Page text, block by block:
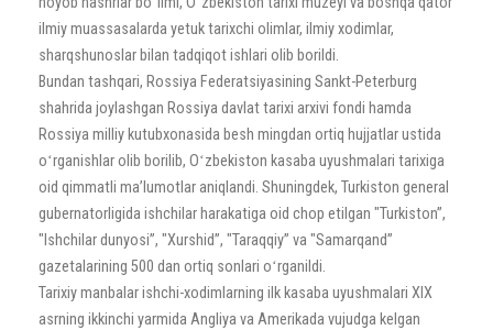
ilmiy muassasalarda yetuk tarixchi olimlar, ilmiy xodimlar,
sharqshunoslar bilan tadqiqot ishlari olib borildi.
Bundan tashqari, Rossiya Federatsiyasining Sankt-Peterburg
shahrida joylashgan Rossiya davlat tarixi arxivi fondi hamda
Rossiya milliy kutubxonasida besh mingdan ortiq hujjatlar ustida
oʻrganishlar olib borilib, Oʻzbekiston kasaba uyushmalari tarixiga
oid qimmatli maʼlumotlar aniqlandi. Shuningdek, Turkiston general
gubernatorligida ishchilar harakatiga oid chop etilgan "Turkiston”,
"Ishchilar dunyosi”, "Xurshid”, "Taraqqiy” va "Samarqand”
gazetalarining 500 dan ortiq sonlari oʻrganildi.
Tarixiy manbalar ishchi-xodimlarning ilk kasaba uyushmalari XIX
asrning ikkinchi yarmida Angliya va Amerikada vujudga kelgan